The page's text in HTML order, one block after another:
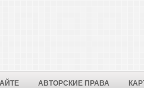
АВТОРСКИЕ ПРАВА